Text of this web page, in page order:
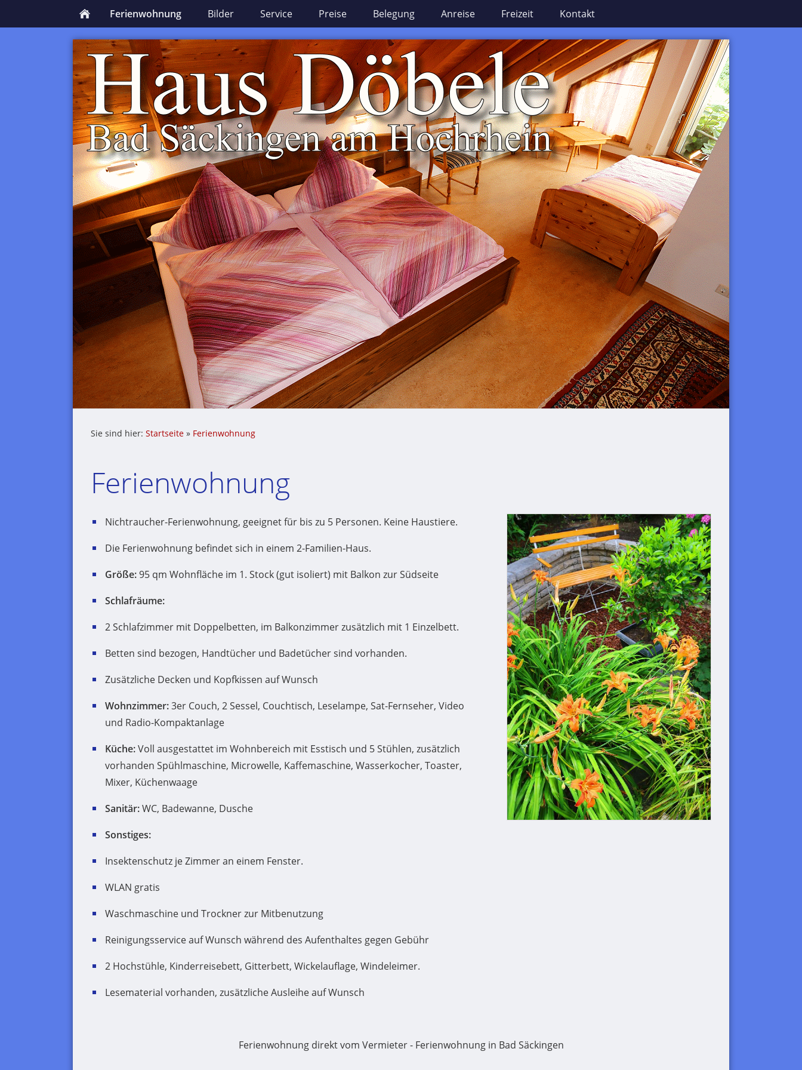
Ferienwohnung Bilder Service Preise Belegung Anreise Freizeit Kontakt
Sie sind hier: Startseite » Ferienwohnung
Ferienwohnung
Nichtraucher-Ferienwohnung, geeignet für bis zu 5 Personen. Keine Haustiere.
Die Ferienwohnung befindet sich in einem 2-Familien-Haus.
Größe:95 qm Wohnfläche im 1. Stock (gut isoliert) mit Balkon zur Südseite
Schlafräume:
2 Schlafzimmer mit Doppelbetten, im Balkonzimmer zusätzlich mit 1 Einzelbett.
Betten sind bezogen, Handtücher und Badetücher sind vorhanden.
Zusätzliche Decken und Kopfkissen auf Wunsch
Wohnzimmer:3er Couch, 2 Sessel, Couchtisch, Leselampe, Sat-Fernseher, Video
und Radio-Kompaktanlage
Küche:Voll ausgestattet im Wohnbereich mit Esstisch und 5 Stühlen, zusätzlich
vorhanden Spühlmaschine, Microwelle, Kaffemaschine, Wasserkocher, Toaster,
Mixer, Küchenwaage
Sanitär:WC, Badewanne, Dusche
Sonstiges:
Insektenschutz je Zimmer an einem Fenster.
WLAN gratis
Waschmaschine und Trockner zur Mitbenutzung
Reinigungsservice auf Wunsch während des Aufenthaltes gegen Gebühr
2 Hochstühle, Kinderreisebett, Gitterbett, Wickelauflage, Windeleimer.
Lesematerial vorhanden, zusätzliche Ausleihe auf Wunsch
Ferienwohnung direkt vom Vermieter - Ferienwohnung in Bad Säckingen